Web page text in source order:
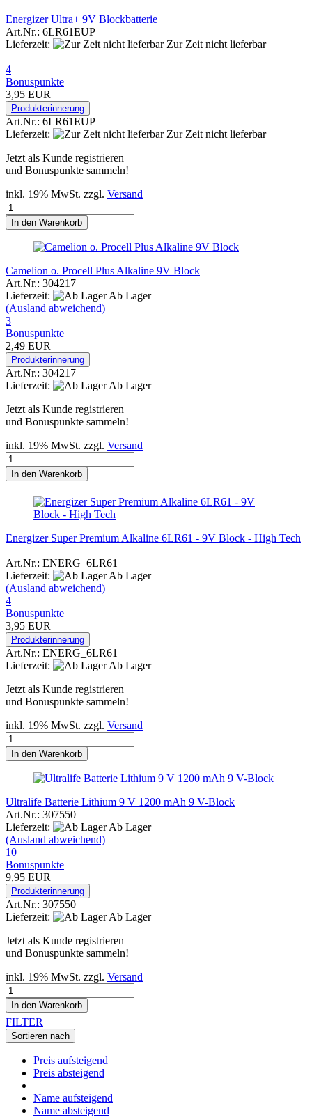
Energizer Ultra+ 9V Blockbatterie
Art.Nr.: 6LR61EUP
Lieferzeit:
Zur Zeit nicht lieferbar
4
Bonuspunkte
3,95 EUR
Produkterinnerung
Art.Nr.: 6LR61EUP
Lieferzeit:
Zur Zeit nicht lieferbar
Jetzt als Kunde registrieren
und Bonuspunkte sammeln!
inkl. 19% MwSt. zzgl. Versand
In den Warenkorb
Camelion o. Procell Plus Alkaline 9V Block
Art.Nr.: 304217
Lieferzeit:
Ab Lager
(Ausland abweichend)
3
Bonuspunkte
2,49 EUR
Produkterinnerung
Art.Nr.: 304217
Lieferzeit:
Ab Lager
Jetzt als Kunde registrieren
und Bonuspunkte sammeln!
inkl. 19% MwSt. zzgl. Versand
In den Warenkorb
Energizer Super Premium Alkaline 6LR61 - 9V Block - High Tech
Art.Nr.: ENERG_6LR61
Lieferzeit:
Ab Lager
(Ausland abweichend)
4
Bonuspunkte
3,95 EUR
Produkterinnerung
Art.Nr.: ENERG_6LR61
Lieferzeit:
Ab Lager
Jetzt als Kunde registrieren
und Bonuspunkte sammeln!
inkl. 19% MwSt. zzgl. Versand
In den Warenkorb
Ultralife Batterie Lithium 9 V 1200 mAh 9 V-Block
Art.Nr.: 307550
Lieferzeit:
Ab Lager
(Ausland abweichend)
10
Bonuspunkte
9,95 EUR
Produkterinnerung
Art.Nr.: 307550
Lieferzeit:
Ab Lager
Jetzt als Kunde registrieren
und Bonuspunkte sammeln!
inkl. 19% MwSt. zzgl. Versand
In den Warenkorb
FILTER
Sortieren nach
Preis aufsteigend
Preis absteigend
Name aufsteigend
Name absteigend